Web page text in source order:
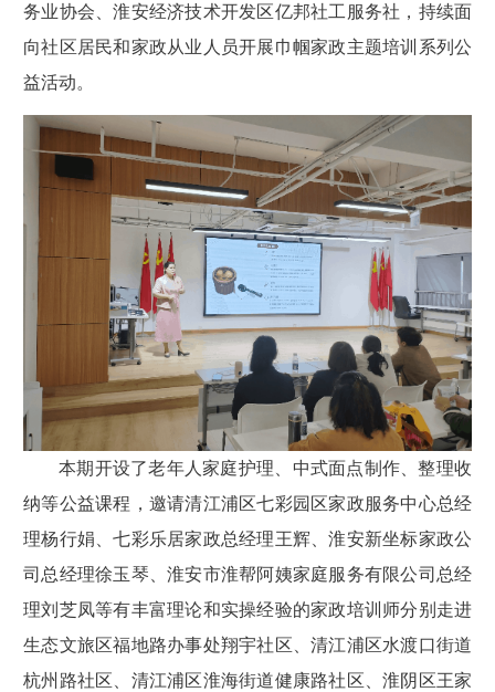
务业协会、淮安经济技术开发区亿邦社工服务社，持续面
向社区居民和家政从业人员开展巾帼家政主题培训系列公
益活动。
本期开设了老年人家庭护理、中式面点制作、整理收
纳等公益课程，邀请清江浦区七彩园区家政服务中心总经
理杨行娟、七彩乐居家政总经理王辉、淮安新坐标家政公
司总经理徐玉琴、淮安市淮帮阿姨家庭服务有限公司总经
理刘芝凤等有丰富理论和实操经验的家政培训师分别走进
生态文旅区福地路办事处翔宇社区、清江浦区水渡口街道
杭州路社区、清江浦区淮海街道健康路社区、淮阴区王家